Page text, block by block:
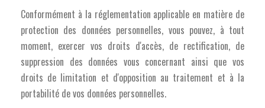
Conformément à la réglementation applicable en matière de
protection des données personnelles, vous pouvez, à tout
moment, exercer vos droits d'accès, de rectification, de
suppression des données vous concernant ainsi que vos
droits de limitation et d'opposition au traitement et à la
portabilité de vos données personnelles.